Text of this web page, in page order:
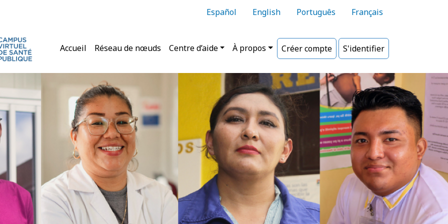
Español English Português Français
Navigation principale
Accueil Réseau de nœuds Centre d’aide À propos Créer compte S'identifier